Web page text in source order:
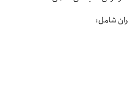
شامل: